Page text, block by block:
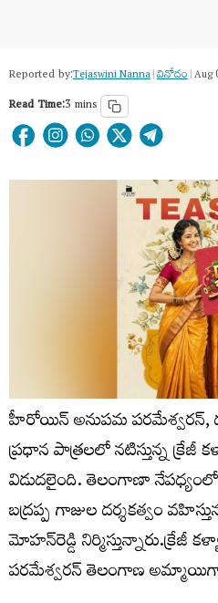
Reported by:Tejaswini Nanna|వినోదం|Aug
Read Time:3 mins
హీరోయిన్ అనుపమ పరమేశ్వరన్,
ప్రధాన పాత్రలలో నటిస్తున్న
విడుదలైంది. తెలంగాణా
బద్రప్ప గాజుల దర్శకత్వం
మోహన్‌రెడ్డి నిర్మిస్తున్నారు.క్రేజీ
పరమేశ్వరన్ తెలంగాణ